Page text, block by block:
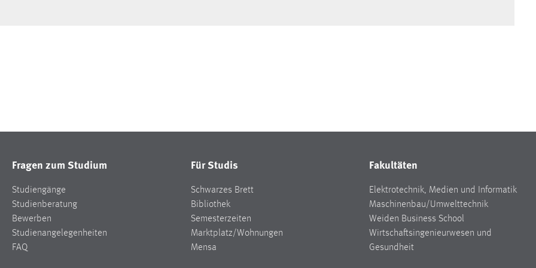
Fragen zum Studium
Studiengänge
Studienberatung
Bewerben
Studienangelegenheiten
FAQ
Für Studis
Schwarzes Brett
Bibliothek
Semesterzeiten
Marktplatz/Wohnungen
Mensa
Fakultäten
Elektrotechnik, Medien und Informatik
Maschinenbau/Umwelttechnik
Weiden Business School
Wirtschaftsingenieurwesen und
Gesundheit